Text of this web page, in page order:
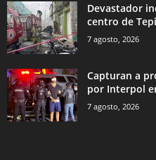
Devastador
centro de
7 agosto, 2026
Capturan a
por Interpol
7 agosto, 2026